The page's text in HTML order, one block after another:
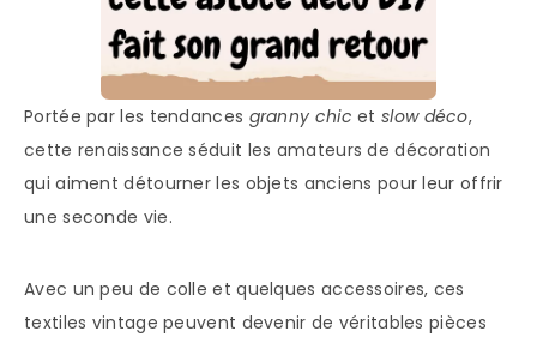
Portée par les tendances granny chic etslow déco,
cette renaissance séduit les amateurs de décoration
qui aiment détourner les objets anciens pour leur offrir
une seconde vie.
Avec un peu de colle et quelques accessoires, ces
textiles vintage peuvent devenir de véritables pièces